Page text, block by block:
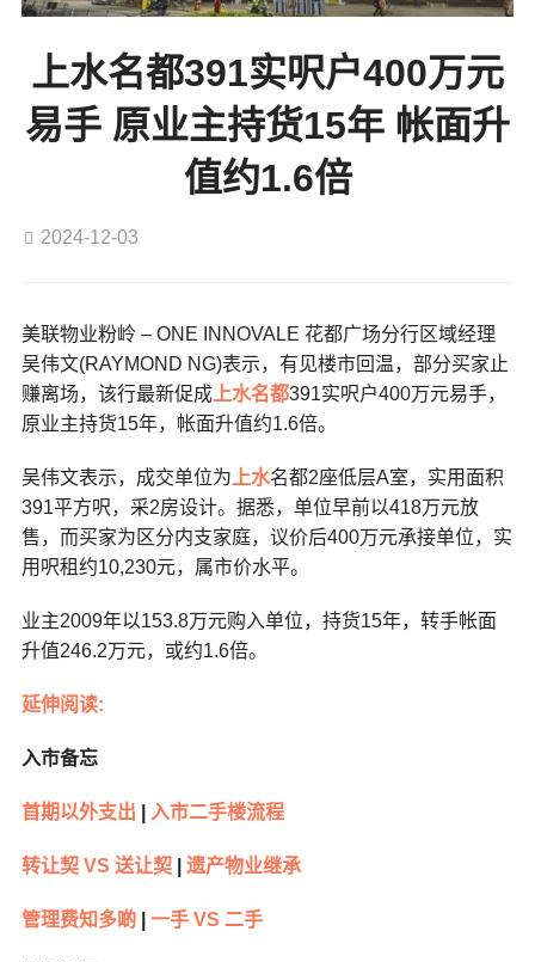
上水名都391实呎户400万元
易手 原业主持货15年 帐面升
值约1.6倍
2024-12-03
美联物业粉岭 – ONE INNOVALE 花都广场分行区域经理
吴伟文(RAYMOND NG)表示，有见楼市回温，部分买家止
赚离场，该行最新促成上水名都391实呎户400万元易手，
原业主持货15年，帐面升值约1.6倍。
吴伟文表示，成交单位为 上水名都2座低层A室，实用面积
391平方呎，采2房设计。据悉，单位早前以418万元放
售，而买家为区分内支家庭，议价后400万元承接单位，实
用呎租约10,230元，属市价水平。
业主2009年以153.8万元购入单位，持货15年，转手帐面
升值246.2万元，或约1.6倍。
延伸阅读:
入市备忘
首期以外支出 入市二手楼流程
转让契 VS 送让契| 遗产物业继承
管理费知多啲| 一手 VS 二手